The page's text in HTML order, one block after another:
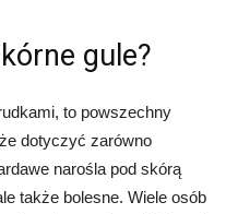
gule?
to powszechny
dotyczyć zarówno
narośla pod skórą
także bolesne. Wiele osób